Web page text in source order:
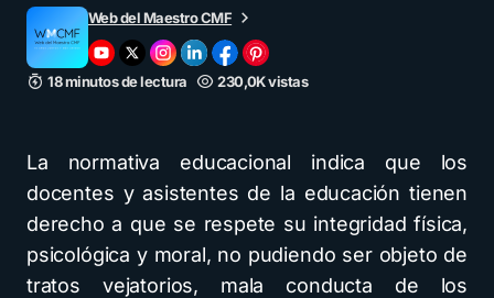
Web del Maestro CMF
18 minutos de lectura 230,0K vistas
La normativa educacional indica que los
docentes y asistentes de la educación tienen
derecho a que se respete su integridad física,
psicológica y moral, no pudiendo ser objeto de
tratos vejatorios, mala conducta de los